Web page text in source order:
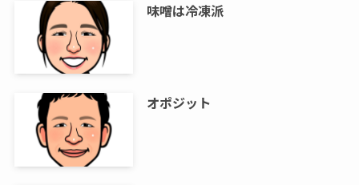
味噌は冷凍派
オポジット